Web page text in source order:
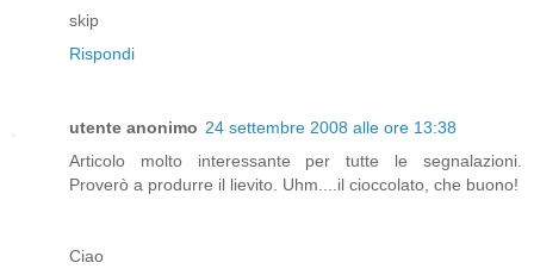
skip
Rispondi
utente anonimo 24 settembre 2008 alle ore 13:38
Articolo molto interessante per tutte le segnalazioni.
Proverò a produrre il lievito. Uhm....il cioccolato, che buono!
Ciao